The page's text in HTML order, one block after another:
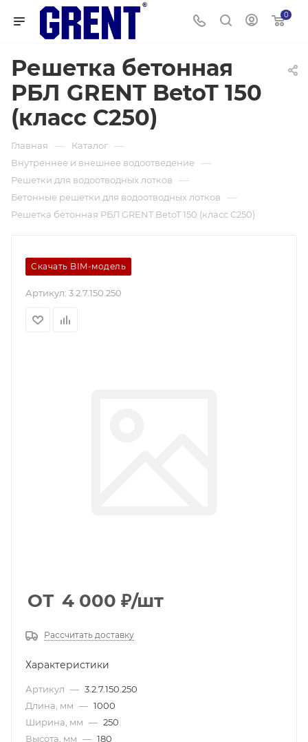
0
Решетка бетонная
РБЛ GRENT BetoT 150
(класс C250)
Главная — Каталог —
Внутреннее и внешнее водоотведение —
Решетки для водоотводных лотков —
Бетонные решетки для водоотводных лотков —
Решетка бетонная РБЛ GRENT BetoT 150 (класс C250)
Скачать BIM-модель
Артикул: 3.2.7.150.250
ОТ 4 000 ₽/шт
Рассчитать доставку
Характеристики
Артикул — 3.2.7.150.250
Длина, мм — 1000
Ширина, мм — 250
Высота, мм — 180